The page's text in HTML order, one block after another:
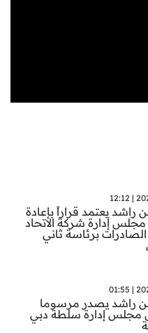
راشد يعتمد قراراً بإعادة
إدارة شركة الاتحاد
الصادرات برئاسة ثاني
راشد يصدر مرسوما
مجلس إدارة سلطة دبي